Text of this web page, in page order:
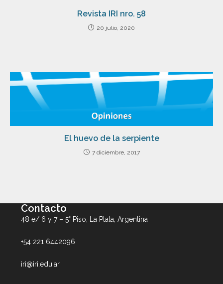
Revista IRI nro. 58
20 julio, 2020
El huevo de la serpiente
7 diciembre, 2017
Contacto
48 e/ 6 y 7 – 5° Piso, La Plata, Argentina
+54 221 6442096
iri@iri.edu.ar